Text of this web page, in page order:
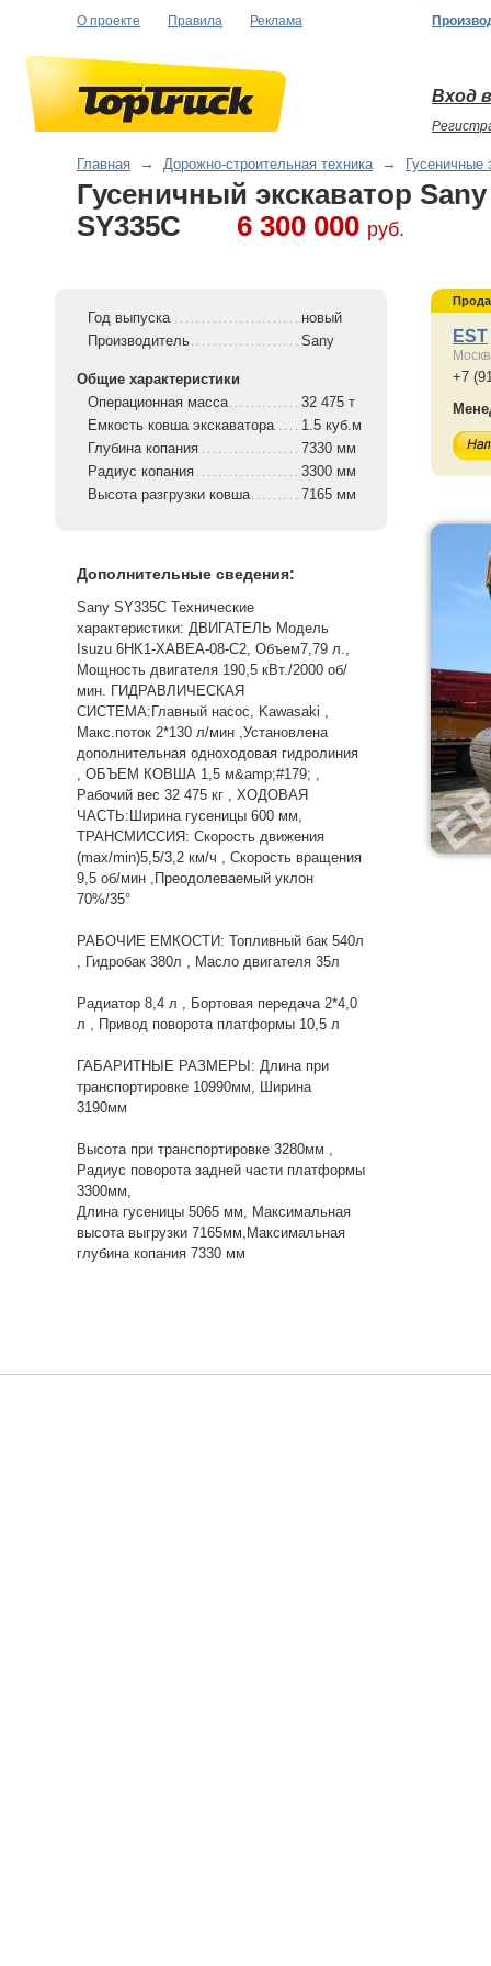
О проекте Правила Реклама
Вход
Главная → Дорожно-строительная техника → Гусеничные
Гусеничный экскаватор Sany
SY335C
6 300 000 руб.
Год выпуска
новый
Производитель
Sany
Общие характеристики
Операционная масса
32 475 т
Емкость ковша экскаватора
1.5 куб.м
Глубина копания
7330 мм
Радиус копания
3300 мм
Высота разгрузки ковша
7165 мм
Дополнительные сведения:
Sany SY335C Технические
характеристики: ДВИГАТЕЛЬ Модель
Isuzu 6HK1-XABEA-08-C2, Объем7,79 л.,
Мощность двигателя 190,5 кВт./2000 об/
мин. ГИДРАВЛИЧЕСКАЯ
СИСТЕМА:Главный насос, Kawasaki ,
Макс.поток 2*130 л/мин ,Установлена
дополнительная одноходовая гидролиния
, ОБЪЕМ КОВША 1,5 м&amp;#179; ,
Рабочий вес 32 475 кг , ХОДОВАЯ
ЧАСТЬ:Ширина гусеницы 600 мм,
ТРАНСМИССИЯ: Скорость движения
(max/min)5,5/3,2 км/ч , Скорость вращения
9,5 об/мин ,Преодолеваемый уклон
70%/35°
РАБОЧИЕ ЕМКОСТИ: Топливный бак 540л
, Гидробак 380л , Масло двигателя 35л
Радиатор 8,4 л , Бортовая передача 2*4,0
л , Привод поворота платформы 10,5 л
ГАБАРИТНЫЕ РАЗМЕРЫ: Длина при
транспортировке 10990мм, Ширина
3190мм
Высота при транспортировке 3280мм ,
Радиус поворота задней части платформы
3300мм,
Длина гусеницы 5065 мм, Максимальная
высота выгрузки 7165мм,Максимальная
глубина копания 7330 мм
EST
+7